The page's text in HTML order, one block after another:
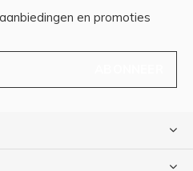
en promoties